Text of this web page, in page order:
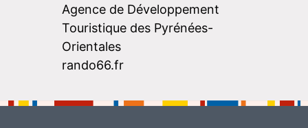
Agence de Développement
Touristique des Pyrénées-
Orientales
rando66.fr